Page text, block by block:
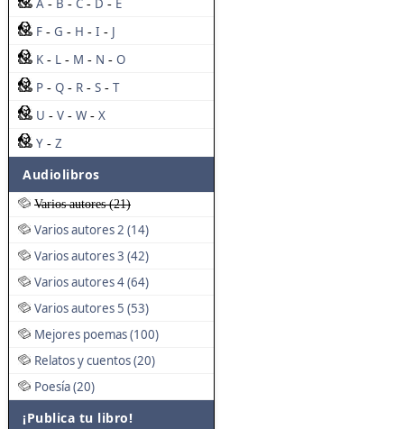
A - B - C - D - E
F - G - H - I - J
K - L - M - N - O
P - Q - R - S - T
U - V - W - X
Y - Z
Audiolibros
Varios autores (21)
Varios autores 2 (14)
Varios autores 3 (42)
Varios autores 4 (64)
Varios autores 5 (53)
Mejores poemas (100)
Relatos y cuentos (20)
Poesía (20)
¡Publica tu libro!